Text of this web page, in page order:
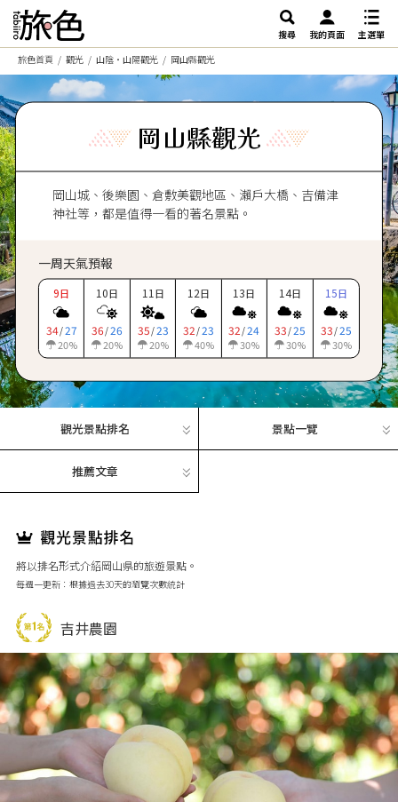
搜尋 我的頁面
主選單
旅色首頁
觀光 山陰・山陽觀光 岡山縣觀光
岡山縣觀光
岡山城、後樂園、倉敷美觀地區、瀨戶大橋、吉備津
神社等，都是值得一看的著名景點。
一周天氣預報
9日
34/27
20%
10日
36 /26
20%
11 日
35 /23
20%
12日
32 /23
40%
13日
32 /24
30%
14日
33 /25
30%
15日
33 /25
30%
觀光景點排名 景點一覽
推薦文章
將以排名形式介紹岡山県的旅遊景點。
每週一更新：根據過去30天的瀏覽次數統計
吉井農園